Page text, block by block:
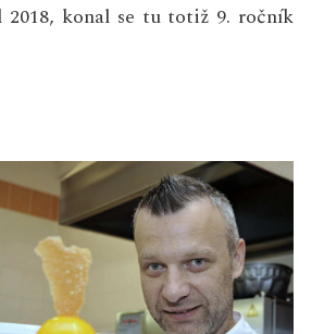
konal se tu totiž 9. ročník